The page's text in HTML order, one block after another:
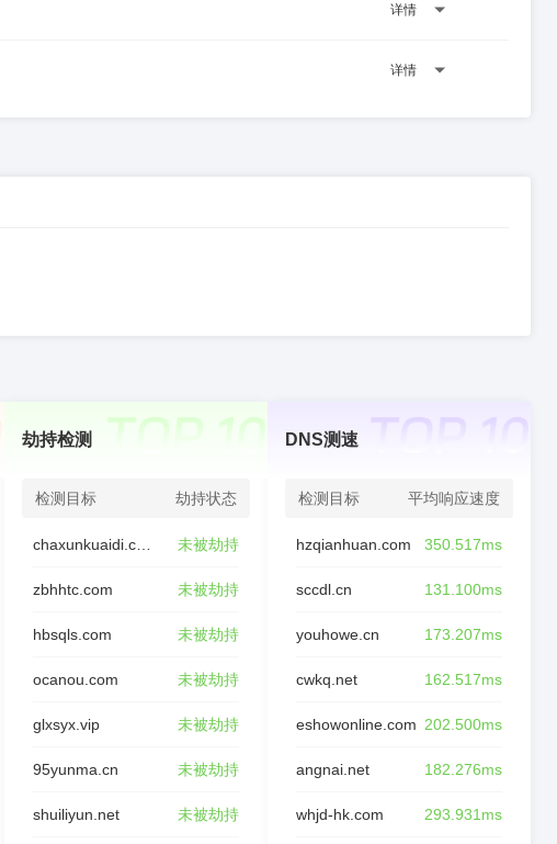
详情
详情
劫持检测
检测目标 劫持状态
未被劫持
zbhhtc.com 未被劫持
hbsqls.com 未被劫持
ocanou.com 未被劫持
glxsyx.vip 未被劫持
95yunma.cn 未被劫持
shuiliyun.net 未被劫持
DNS测速
检测目标 平均响应速度
hzqianhuan.com 350.517ms
sccdl.cn 131.100ms
youhowe.cn 173.207ms
cwkq.net 162.517ms
eshowonline.com 202.500ms
angnai.net 182.276ms
whjd-hk.com 293.931ms